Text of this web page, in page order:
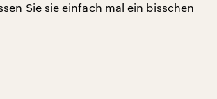
Sie sie einfach mal ein bisschen